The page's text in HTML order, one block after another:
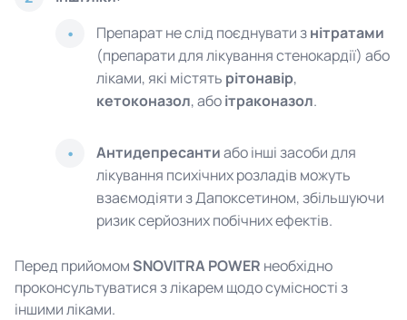
Препарат не слід поєднувати знітратами
(препарати для лікування стенокардії) або
ліками, які містять рітонавір,
кетоконазол, абоітраконазол.
Антидепресантиабо інші засоби для
лікування психічних розладів можуть
взаємодіяти з Дапоксетином, збільшуючи
ризик серйозних побічних ефектів.
Перед прийомом SNOVITRA POWER необхідно
проконсультуватися з лікарем щодо сумісності з
іншими ліками.